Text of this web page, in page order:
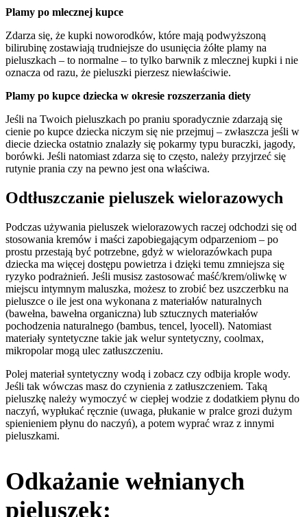
Plamy po mlecznej kupce
Zdarza się, że kupki noworodków, które mają podwyższoną
bilirubinę zostawiają trudniejsze do usunięcia żółte plamy na
pieluszkach – to normalne – to tylko barwnik z mlecznej kupki i nie
oznacza od razu, że pieluszki pierzesz niewłaściwie.
Plamy po kupce dziecka w okresie rozszerzania diety
Jeśli na Twoich pieluszkach po praniu sporadycznie zdarzają się
cienie po kupce dziecka niczym się nie przejmuj – zwłaszcza jeśli w
diecie dziecka ostatnio znalazły się pokarmy typu buraczki, jagody,
borówki. Jeśli natomiast zdarza się to często, należy przyjrzeć się
rutynie prania czy na pewno jest ona właściwa.
Odtłuszczanie pieluszek wielorazowych
Podczas używania pieluszek wielorazowych raczej odchodzi się od
stosowania kremów i maści zapobiegającym odparzeniom – po
prostu przestają być potrzebne, gdyż w wielorazówkach pupa
dziecka ma więcej dostępu powietrza i dzięki temu zmniejsza się
ryzyko podrażnień. Jeśli musisz zastosować maść/krem/oliwkę w
miejscu intymnym maluszka, możesz to zrobić bez uszczerbku na
pieluszce o ile jest ona wykonana z materiałów naturalnych
(bawełna, bawełna organiczna) lub sztucznych materiałów
pochodzenia naturalnego (bambus, tencel, lyocell). Natomiast
materiały syntetyczne takie jak welur syntetyczny, coolmax,
mikropolar mogą ulec zatłuszczeniu.
Polej materiał syntetyczny wodą i zobacz czy odbija krople wody.
Jeśli tak wówczas masz do czynienia z zatłuszczeniem. Taką
pieluszkę należy wymoczyć w ciepłej wodzie z dodatkiem płynu do
naczyń, wypłukać ręcznie (uwaga, płukanie w pralce grozi dużym
spienieniem płynu do naczyń), a potem wyprać wraz z innymi
pieluszkami.
Odkażanie wełnianych
pieluszek: